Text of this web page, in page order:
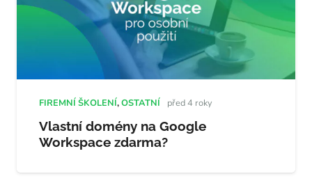
FIREMNÍ ŠKOLENÍ,OSTATNÍ před 4 roky
Vlastní domény na Google
Workspace zdarma?